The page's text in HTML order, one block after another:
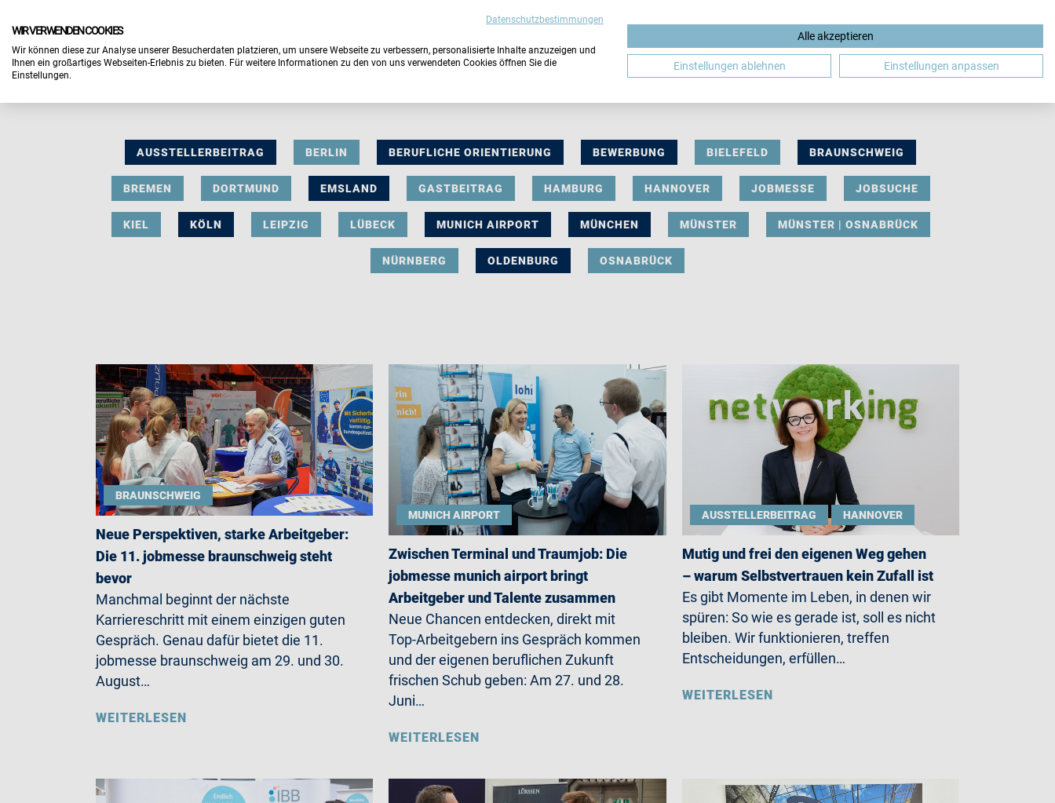
DE
AUSSTELLERBEITRAG BERLIN BERUFLICHE ORIENTIERUNG BEWERBUNG BIELEFELD BRAUNSCHWEIG
BREMEN DORTMUND EMSLAND GASTBEITRAG HAMBURG HANNOVER JOBMESSE JOBSUCHE
KIEL KÖLN LEIPZIG LÜBECK MUNICH AIRPORT MÜNCHEN MÜNSTER MÜNSTER | OSNABRÜCK
NÜRNBERG OLDENBURG OSNABRÜCK
BRAUNSCHWEIG
Neue Perspektiven, starke Arbeitgeber:
Die 11. jobmesse braunschweig steht
bevor
Manchmal beginnt der nächste
Karriereschritt mit einem einzigen guten
Gespräch. Genau dafür bietet die 11.
jobmesse braunschweig am 29. und 30.
August…
WEITERLESEN
MUNICH AIRPORT
Zwischen Terminal und Traumjob: Die
jobmesse munich airport bringt
Arbeitgeber und Talente zusammen
Neue Chancen entdecken, direkt mit
Top-Arbeitgebern ins Gespräch kommen
und der eigenen beruflichen Zukunft
frischen Schub geben: Am 27. und 28.
Juni…
WEITERLESEN
AUSSTELLERBEITRAG HANNOVER
Mutig und frei den eigenen Weg gehen
– warum Selbstvertrauen kein Zufall ist
Es gibt Momente im Leben, in denen wir
spüren: So wie es gerade ist, soll es nicht
bleiben. Wir funktionieren, treffen
Entscheidungen, erfüllen…
WEITERLESEN
Datenschutzbestimmungen
WIR VERWENDEN COOKIES
Wir können diese zur Analyse unserer Besucherdaten platzieren, um unsere Webseite zu verbessern, personalisierte Inhalte anzuzeigen und
Ihnen ein großartiges Webseiten-Erlebnis zu bieten. Für weitere Informationen zu den von uns verwendeten Cookies öffnen Sie die
Einstellungen.
Alle akzeptieren
Einstellungen ablehnen Einstellungen anpassen